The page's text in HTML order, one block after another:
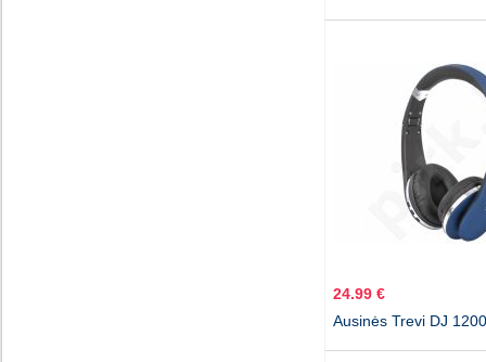
24.99 €
Ausinės Trevi DJ